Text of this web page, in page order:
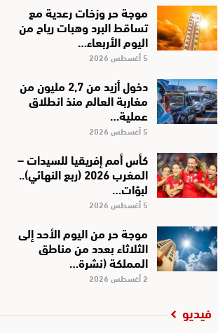
موجة حر وزخات رعدية مع
تساقط البرد وهبات رياح من
اليوم الأربعاء…
5 أغسطس 2026
دخول أزيد من 2,7 مليون من
مغاربة العالم منذ انطلاق
عملية…
5 أغسطس 2026
كأس أمم إفريقيا للسيدات –
المغرب 2026 (ربع النهائي)..
لبؤات…
5 أغسطس 2026
موجة حر من اليوم الأحد إلى
الثلاثاء بعدد من مناطق
المملكة (نشرة…
2 أغسطس 2026
فيديو